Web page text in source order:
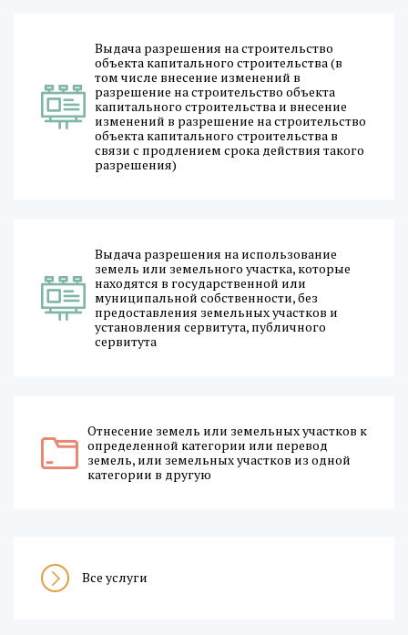
Выдача разрешения на строительство
объекта капитального строительства (в
том числе внесение изменений в
разрешение на строительство объекта
капитального строительства и внесение
изменений в разрешение на строительство
объекта капитального строительства в
связи с продлением срока действия такого
разрешения)
Выдача разрешения на использование
земель или земельного участка, которые
находятся в государственной или
муниципальной собственности, без
предоставления земельных участков и
установления сервитута, публичного
сервитута
Отнесение земель или земельных участков к
определенной категории или перевод
земель, или земельных участков из одной
категории в другую
Все услуги